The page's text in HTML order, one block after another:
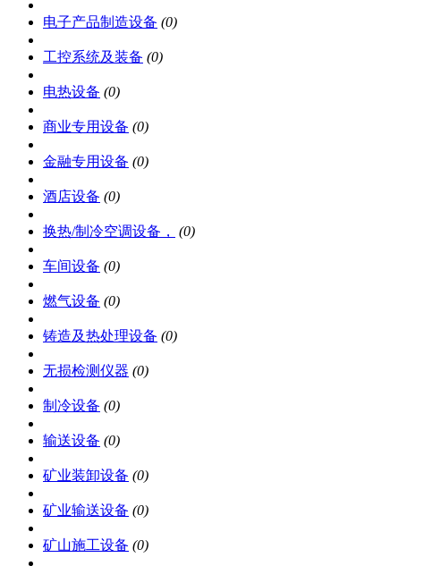
电子产品制造设备 (0)
工控系统及装备 (0)
电热设备 (0)
商业专用设备 (0)
金融专用设备 (0)
酒店设备 (0)
换热/制冷空调设备， (0)
车间设备 (0)
燃气设备 (0)
铸造及热处理设备 (0)
无损检测仪器 (0)
制冷设备 (0)
输送设备 (0)
矿业装卸设备 (0)
矿业输送设备 (0)
矿山施工设备 (0)